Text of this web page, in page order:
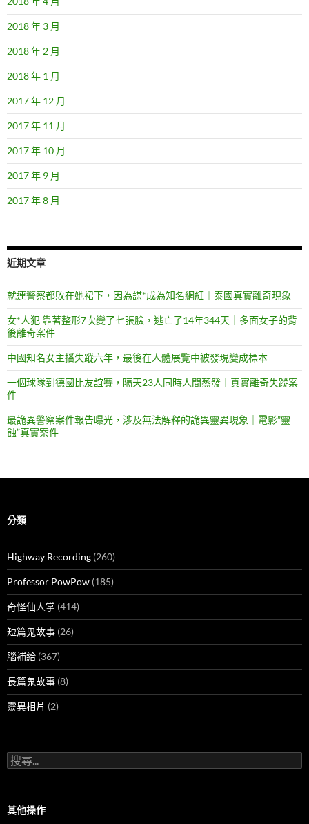
2018 年 3 月
2018 年 2 月
2018 年 1 月
2017 年 12 月
2017 年 11 月
2017 年 10 月
2017 年 9 月
2017 年 8 月
近期文章
就連警察都敗在她裙下，因為謀*成為知名網紅｜泰國真實離奇現象
女*人犯 靠著整形7次變了七張臉，逃亡了14年344天｜多面女子的背
後離奇案件
中國知名女主播失蹤六年，最後在人體展覽中被發現變成標本
一個球隊到德國比友誼賽，隔天23人同時人間蒸發｜真實離奇失蹤案
件
最詭異警察案件報告曝光，涉及無法解釋的詭異靈異現象｜電影”靈
蝕”真實案件
分類
Highway Recording (260)
Professor PowPow (185)
奇怪仙人掌 (414)
短篇鬼故事 (26)
腦補給 (367)
長篇鬼故事 (8)
靈異相片 (2)
搜
尋
字:
其他操作